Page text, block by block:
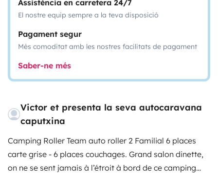
Assistència en carretera 24/7
El nostre equip sempre a la teva disposició
Pagament segur
Més comoditat amb les nostres facilitats de pagament
Saber-ne més
Victor et presenta la seva autocaravana
caputxina
Camping Roller Team auto roller 2 Familial 6 places
carte grise - 6 places couchages. Grand salon dinette,
on ne se sent jamais à l’étroit à bord de ce camping